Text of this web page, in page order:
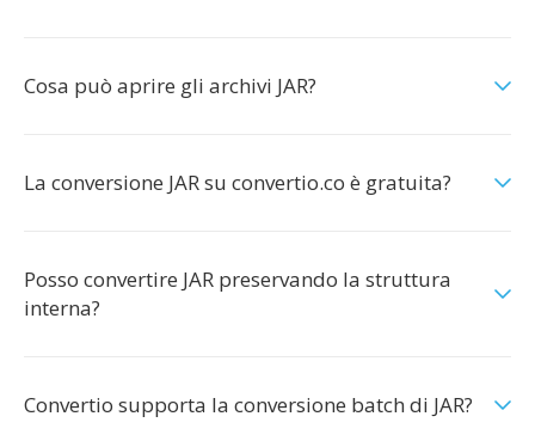
Cosa può aprire gli archivi JAR?
La conversione JAR su convertio.co è gratuita?
Posso convertire JAR preservando la struttura
interna?
Convertio supporta la conversione batch di JAR?